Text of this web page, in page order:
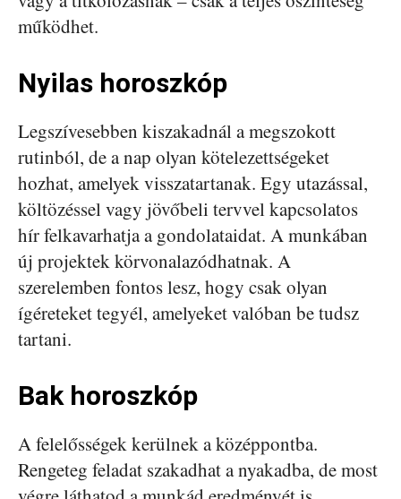
működhet.
Nyilas horoszkóp
Legszívesebben kiszakadnál a megszokott
rutinból, de a nap olyan kötelezettségeket
hozhat, amelyek visszatartanak. Egy utazással,
költözéssel vagy jövőbeli tervvel kapcsolatos
hír felkavarhatja a gondolataidat. A munkában
új projektek körvonalazódhatnak. A
szerelemben fontos lesz, hogy csak olyan
ígéreteket tegyél, amelyeket valóban be tudsz
tartani.
Bak horoszkóp
A felelősségek kerülnek a középpontba.
Rengeteg feladat szakadhat a nyakadba, de most